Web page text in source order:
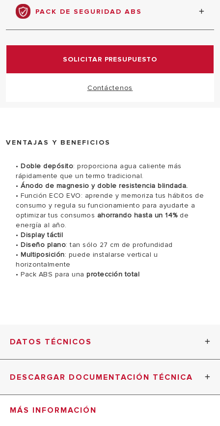
EVO, optimiza tus consumos y ahorra en tu factura.
PACK DE SEGURIDAD ABS
Sistema de seguridad electrónica total.
SOLICITAR PRESUPUESTO
Contáctenos
VENTAJAS Y BENEFICIOS
• Doble depósito: proporciona agua caliente más
rápidamente que un termo tradicional.
• Ánodo de magnesio y doble resistencia blindada.
• Función ECO EVO: aprende y memoriza tus hábitos de
consumo y regula su funcionamiento para ayudarte a
optimizar tus consumos ahorrando hasta un 14%de
energía al año.
• Display táctil
• Diseño plano: tan sólo 27 cm de profundidad
• Multiposición: puede instalarse vertical u
horizontalmente
• Pack ABS para una protección total
DATOS TÉCNICOS
VELIS
50
DESCARGAR DOCUMENTACIÓN TÉCNICA
FICHA TÉCNICA_VELIS PRO_AR (PDF, 683.86 kb)
MÁS INFORMACIÓN